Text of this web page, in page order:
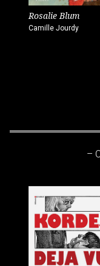
Rosalie Blum
Camille Jourdy
–